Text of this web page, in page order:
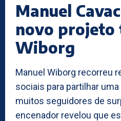
Manuel
novo projeto
Wiborg
Manuel Wiborg recorreu
sociais para partilhar
muitos seguidores de
encenador revelou que